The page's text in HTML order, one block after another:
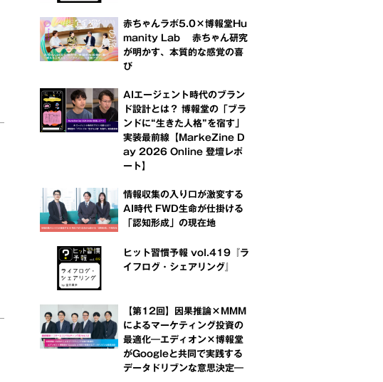
赤ちゃんラボ5.0×博報堂Hu
manity Lab 赤ちゃん研究
が明かす、本質的な感覚の喜
び
AIエージェント時代のブラン
ド設計とは？ 博報堂の「ブラ
ンドに“生きた人格”を宿す」
実装最前線【MarkeZine D
ay 2026 Online 登壇レポ
ート】
情報収集の入り口が激変する
AI時代 FWD生命が仕掛ける
「認知形成」の現在地
ヒット習慣予報 vol.419『ラ
イフログ・シェアリング』
【第12回】因果推論×MMM
によるマーケティング投資の
最適化―エディオン×博報堂
がGoogleと共同で実践する
データドリブンな意思決定―